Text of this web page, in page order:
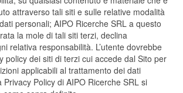
attraverso tali siti e sulle relative modalità
personali; AIPO Ricerche SRL a questo
la mole di tali siti terzi, declina
relativa responsabilità. L’utente dovrebbe
policy dei siti di terzi cui accede dal Sito per
applicabili al trattamento dei dati
Policy di AIPO Ricerche SRL si